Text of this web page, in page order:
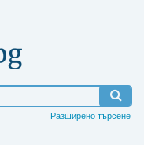
Разширено търсене